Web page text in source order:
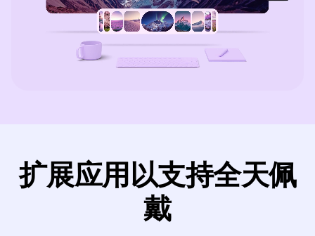
扩展应用以支持全天佩
戴